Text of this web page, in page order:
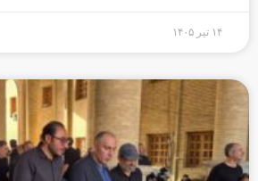
۱۴ تیر ۱۴۰۵